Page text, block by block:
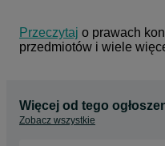
Przeczytaj o prawach
przedmiotów i wiele
Więcej od tego
Zobacz wszystkie